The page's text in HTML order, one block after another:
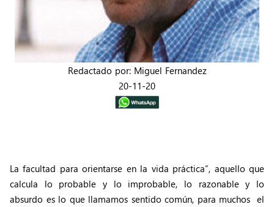
Redactado por: Miguel Fernandez
20-11-20
La facultad para orientarse en la vida práctica”, aquello que
calcula lo probable y lo improbable, lo razonable y lo
absurdo es lo que llamamos sentido común, para muchos el